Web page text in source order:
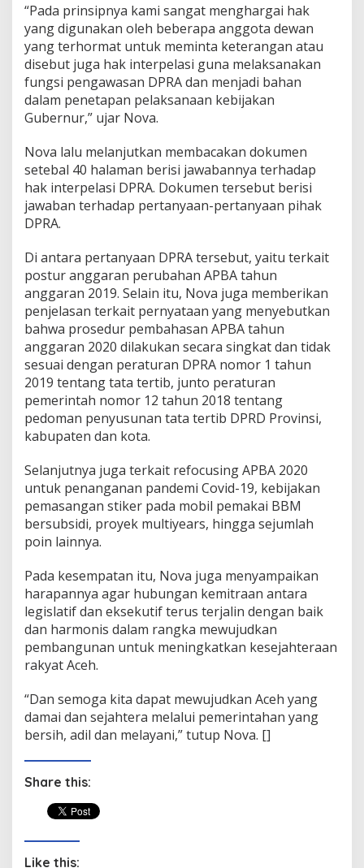
“Pada prinsipnya kami sangat menghargai hak
yang digunakan oleh beberapa anggota dewan
yang terhormat untuk meminta keterangan atau
disebut juga hak interpelasi guna melaksanakan
fungsi pengawasan DPRA dan menjadi bahan
dalam penetapan pelaksanaan kebijakan
Gubernur,” ujar Nova.
Nova lalu melanjutkan membacakan dokumen
setebal 40 halaman berisi jawabannya terhadap
hak interpelasi DPRA. Dokumen tersebut berisi
jawaban terhadap pertanyaan-pertanyaan pihak
DPRA.
Di antara pertanyaan DPRA tersebut, yaitu terkait
postur anggaran perubahan APBA tahun
anggaran 2019. Selain itu, Nova juga memberikan
penjelasan terkait pernyataan yang menyebutkan
bahwa prosedur pembahasan APBA tahun
anggaran 2020 dilakukan secara singkat dan tidak
sesuai dengan peraturan DPRA nomor 1 tahun
2019 tentang tata tertib, junto peraturan
pemerintah nomor 12 tahun 2018 tentang
pedoman penyusunan tata tertib DPRD Provinsi,
kabupaten dan kota.
Selanjutnya juga terkait refocusing APBA 2020
untuk penanganan pandemi Covid-19, kebijakan
pemasangan stiker pada mobil pemakai BBM
bersubsidi, proyek multiyears, hingga sejumlah
poin lainnya.
Pada kesempatan itu, Nova juga menyampaikan
harapannya agar hubungan kemitraan antara
legislatif dan eksekutif terus terjalin dengan baik
dan harmonis dalam rangka mewujudkan
pembangunan untuk meningkatkan kesejahteraan
rakyat Aceh.
“Dan semoga kita dapat mewujudkan Aceh yang
damai dan sejahtera melalui pemerintahan yang
bersih, adil dan melayani,” tutup Nova. []
Share this:
Like this: